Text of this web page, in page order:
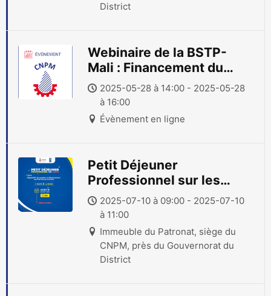
District
Webinaire de la BSTP-
Mali : Financement du
Contenu Local dans le
secteur minier
2025-05-28 à 14:00 - 2025-05-28
à 16:00
Évènement en ligne
Petit Déjeuner
Professionnel sur les
Dispositifs de soutien au
financement des PME-
PMI
2025-07-10 à 09:00 - 2025-07-10
à 11:00
Immeuble du Patronat, siège du
CNPM, près du Gouvernorat du
District